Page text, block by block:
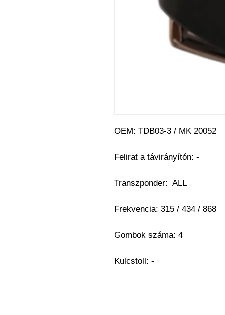
OEM: TDB03-3 / MK 20052
Felirat a távirányítón: -
Transzponder: ALL
Frekvencia: 315 / 434 / 868
Gombok száma: 4
Kulcstoll: -